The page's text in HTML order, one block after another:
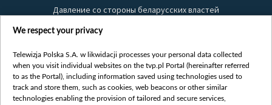
Давление со стороны беларусских властей
Правила использования материалов
Безопасность
Youtube
Белсат news
We respect your privacy
Telewizja Polska S.A. w likwidacji processes your personal data collected
when you visit individual websites on the tvp.pl Portal (hereinafter referred
to as the Portal), including information saved using technologies used to
track and store them, such as cookies, web beacons or other similar
technologies enabling the provision of tailored and secure services,